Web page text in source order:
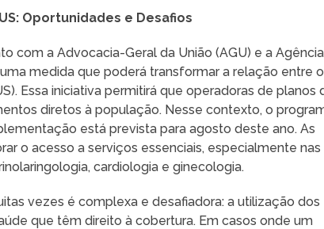
Oportunidades e Desafios
com a Advocacia-Geral da União (AGU) e a Agência
medida que poderá transformar a relação entre
Essa iniciativa permitirá que operadoras de planos
diretos à população. Nesse contexto, o
está prevista para agosto deste ano. As
o acesso a serviços essenciais, especialmente nas
cardiologia e ginecologia.
vezes é complexa e desafiadora: a utilização dos
que têm direito à cobertura. Em casos onde um